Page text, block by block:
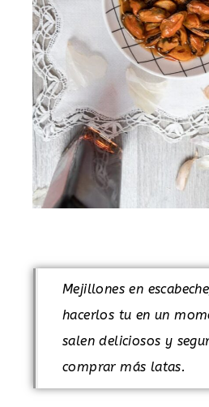
Mejillones en
hacerlos tu en un
salen deliciosos y
comprar más latas.